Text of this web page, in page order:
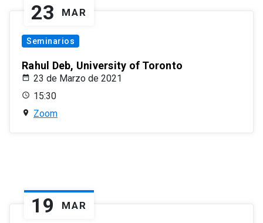
23 MAR
Seminarios
Rahul Deb, University of Toronto
23 de Marzo de 2021
15:30
Zoom
19 MAR